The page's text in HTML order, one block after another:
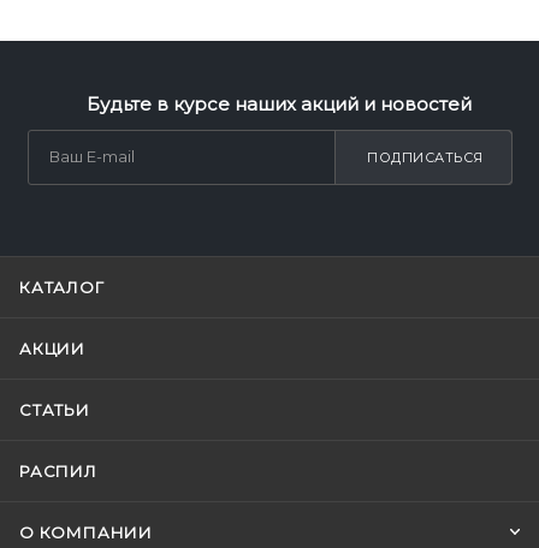
Будьте в курсе наших акций и новостей
ПОДПИСАТЬСЯ
КАТАЛОГ
АКЦИИ
СТАТЬИ
РАСПИЛ
О КОМПАНИИ